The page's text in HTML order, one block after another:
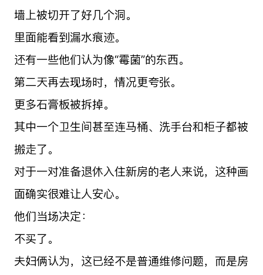
墙上被切开了好几个洞。
里面能看到漏水痕迹。
还有一些他们认为像“霉菌”的东西。
第二天再去现场时，情况更夸张。
更多石膏板被拆掉。
其中一个卫生间甚至连马桶、洗手台和柜子都被
搬走了。
对于一对准备退休入住新房的老人来说，这种画
面确实很难让人安心。
他们当场决定：
不买了。
夫妇俩认为，这已经不是普通维修问题，而是房